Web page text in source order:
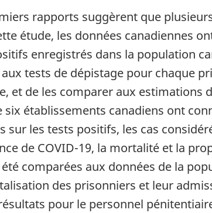
rapports suggèrent que
étude, les données canadiennes
enregistrés dans la population
tests de dépistage pour chaque
et de les comparer aux estimations
six établissements canadiens ont
sur les tests positifs, les cas
de COVID-19, la mortalité et la
comparées aux données de la
des prisonniers et leur
pour le personnel